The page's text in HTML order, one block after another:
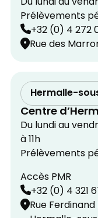
Prélèvements
+32 (0) 4 272
Rue des
Hermalle-
Centre
Du lundi au
à 11h
Prélèvements
Accès PMR
+32 (0) 4 321
Rue